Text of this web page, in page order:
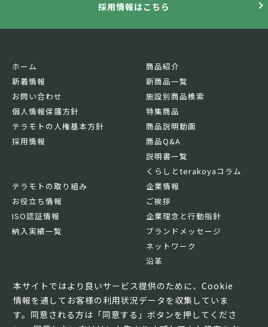
本サイトではより良いサービス提供のために、Cookie
情報を通してお客様の利用状況データを収集していま
す。同意される方は「同意する」ボタンを押してくださ
採用情報はこちら
ホーム
新着情報
お問い合わせ
個人情報保護方針
テラモトの人権基本方針
採用情報
商品紹介
新商品一覧
施設別商品検索
特集商品
商品説明動画
商品Q&A
説明書一覧
くらしとterakoyaコラム
テラモトの取り組み
お役立ち情報
ISO認証情報
納入実績一覧
企業情報
ご挨拶
企業理念と行動指針
ブランドメッセージ
ネットワーク
沿革